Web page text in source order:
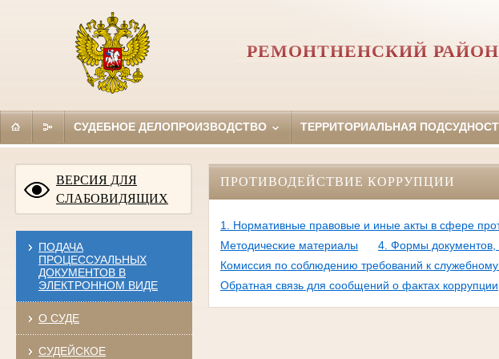
РЕМОНТНЕНСКИЙ
СУДЕБНОЕ ДЕЛОПРОИЗВОДСТВО ТЕРРИТОРИАЛЬНАЯ
ВЕРСИЯ ДЛЯ
СЛАБОВИДЯЩИХ
ПОДАЧА
ПРОЦЕССУАЛЬНЫХ
ДОКУМЕНТОВ В
ЭЛЕКТРОННОМ ВИДЕ
О СУДЕ
СУДЕЙСКОЕ
ПРОТИВОДЕЙСТВИЕ КОРРУПЦИИ
1. Нормативные правовые и иные акты в сфере
Методические материалы
4. Формы документов,
Комиссия по соблюдению требований к
Обратная связь для сообщений о фактах коррупции